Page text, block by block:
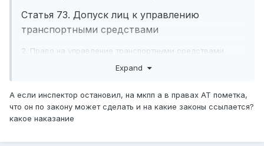
Статья 73. Допуск лиц к управлению
транспортными средствами
2. Право на управление транспортными средствами
соблюдении условий, перечисленных в
Экзамены принимаются на транспортных средствах с
механической или автоматической трансмиссией.
Expand
А если инспектор остановил, на мкпп а в правах АТ пометка,
что он по закону может сделать и на какие законы ссылается?
какое наказание